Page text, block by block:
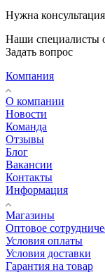
Нужна
Наши специалисты
Задать вопрос
Компания
О компании
Новости
Команда
Отзывы
Блог
Вакансии
Контакты
Информация
Магазины
Оптовое
Условия оплаты
Условия доставки
Гарантия на товар